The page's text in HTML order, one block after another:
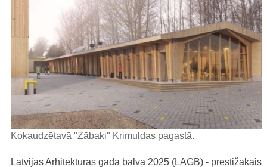
Kokaudzētavā "Zābaki" Krimuldas pagastā.
Latvijas Arhitektūras gada balva 2025 (LAGB) - prestižākais